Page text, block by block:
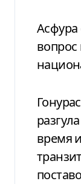
Асфура
вопрос
время